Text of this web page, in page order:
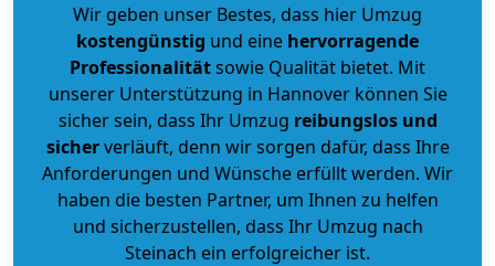
Wir geben unser Bestes, dass hier Umzug
kostengünstig und eine hervorragende
Professionalitätsowie Qualität bietet. Mit
unserer Unterstützung in Hannover können Sie
sicher sein, dass Ihr Umzug reibungslos und
sicherverläuft, denn wir sorgen dafür, dass Ihre
Anforderungen und Wünsche erfüllt werden. Wir
haben die besten Partner, um Ihnen zu helfen
und sicherzustellen, dass Ihr Umzug nach
Steinach ein erfolgreicher ist.